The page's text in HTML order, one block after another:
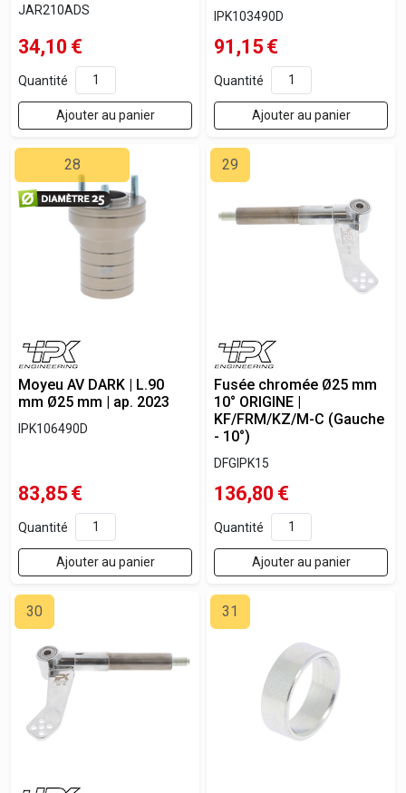
JAR210ADS
34,10 €
Quantité
Ajouter au panier
IPK103490D
91,15 €
Quantité
Ajouter au panier
28
Moyeu AV DARK | L.90
mm Ø25 mm | ap. 2023
IPK106490D
83,85 €
Quantité
Ajouter au panier
29
Fusée chromée Ø25 mm
10° ORIGINE |
KF/FRM/KZ/M-C (Gauche
- 10°)
DFGIPK15
136,80 €
Quantité
Ajouter au panier
30 31